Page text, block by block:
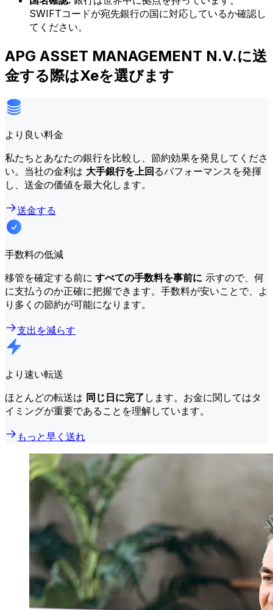
SWIFTコードが宛先銀行の国に対応しているか確認し
てください。
APG ASSET MANAGEMENT N.V.に送
金する際はXeを選びます
より良い料金
私たちとあなたの銀行を比較し、節約効果を発見してくださ
い。当社の金利は 大手銀行を上回るパフォーマンスを発揮
し、送金の価値を最大化します。
送金する
手数料の低減
移管を確定する前に すべての手数料を事前に 示すので、何
に支払うのか正確に把握できます。手数料が安いことで、よ
り多くの節約が可能になります。
支出を減らす
より速い転送
ほとんどの転送は 同じ日に完了 します。お金に関してはタ
イミングが重要であることを理解しています。
もっと早く送れ